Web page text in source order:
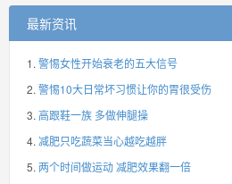
最新资讯
警惕女性开始衰老的五大信号
警惕10大日常坏习惯让你的胃很受伤
高跟鞋一族 多做伸腿操
减肥只吃蔬菜当心越吃越胖
两个时间做运动 减肥效果翻一倍